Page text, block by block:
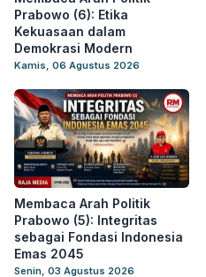
Prabowo (6): Etika
Kekuasaan dalam
Demokrasi Modern
Kamis, 06 Agustus 2026
Membaca Arah Politik
Prabowo (5): Integritas
sebagai Fondasi Indonesia
Emas 2045
Senin, 03 Agustus 2026